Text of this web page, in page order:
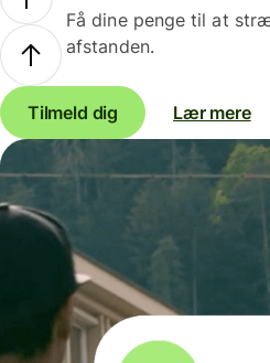
Få dine penge til at
afstanden.
Tilmeld dig Lær mere